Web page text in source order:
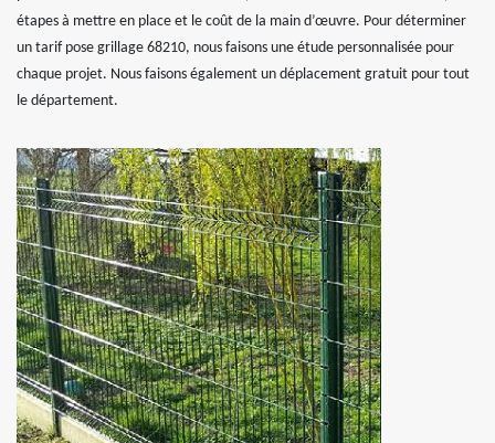
étapes à mettre en place et le coût de la main d’œuvre. Pour déterminer
un tarif pose grillage 68210, nous faisons une étude personnalisée pour
chaque projet. Nous faisons également un déplacement gratuit pour tout
le département.